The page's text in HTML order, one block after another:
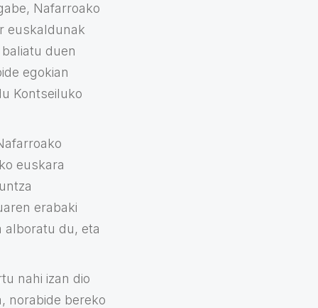
Nafarroako
euskaldunak
duen
egokian
Kontseiluko
euskara
erabaki
alboratu du, eta
nahi izan dio
norabide bereko